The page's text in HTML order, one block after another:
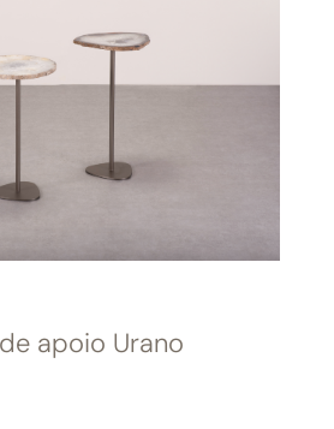
apoio Urano